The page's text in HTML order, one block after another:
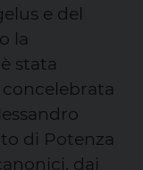
e del
la
stata
concelebrata
di Potenza
dai